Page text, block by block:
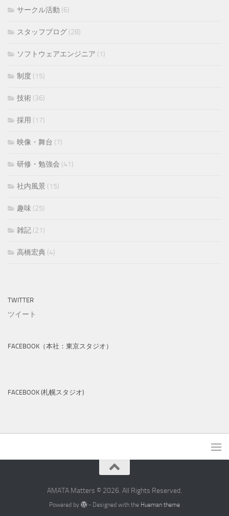
サークル活動 (6)
スタッフブログ (28)
ソフトウェアエンジニア (1)
制度 (15)
技術 (36)
採用 (17)
映像・舞台 (7)
研修・勉強会 (41)
社内風景 (15)
趣味 (25)
雑記 (21)
高橋宏典 (4)
TWITTER
ツイート
FACEBOOK（本社：東京スタジオ）
FACEBOOK (札幌スタジオ)
AMATA Matters © 2026. All Rights Reserved.
Powered by - Designed with the Hueman theme